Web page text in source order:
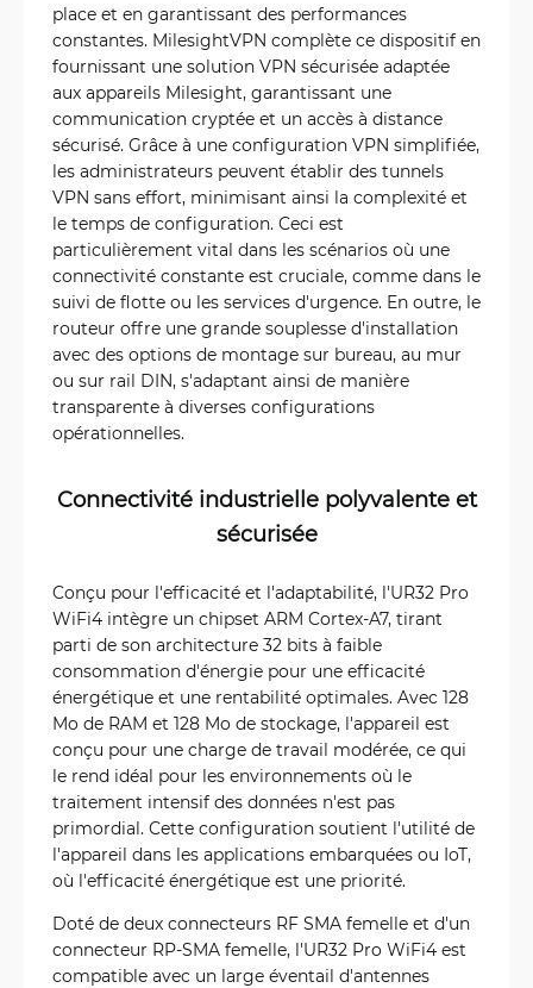
place et en garantissant des performances
constantes. MilesightVPN complète ce dispositif en
fournissant une solution VPN sécurisée adaptée
aux appareils Milesight, garantissant une
communication cryptée et un accès à distance
sécurisé. Grâce à une configuration VPN simplifiée,
les administrateurs peuvent établir des tunnels
VPN sans effort, minimisant ainsi la complexité et
le temps de configuration. Ceci est
particulièrement vital dans les scénarios où une
connectivité constante est cruciale, comme dans le
suivi de flotte ou les services d'urgence. En outre, le
routeur offre une grande souplesse d'installation
avec des options de montage sur bureau, au mur
ou sur rail DIN, s'adaptant ainsi de manière
transparente à diverses configurations
opérationnelles.
Connectivité industrielle polyvalente et
sécurisée
Conçu pour l'efficacité et l'adaptabilité, l'UR32 Pro
WiFi4 intègre un chipset ARM Cortex-A7, tirant
parti de son architecture 32 bits à faible
consommation d'énergie pour une efficacité
énergétique et une rentabilité optimales. Avec 128
Mo de RAM et 128 Mo de stockage, l'appareil est
conçu pour une charge de travail modérée, ce qui
le rend idéal pour les environnements où le
traitement intensif des données n'est pas
primordial. Cette configuration soutient l'utilité de
l'appareil dans les applications embarquées ou IoT,
où l'efficacité énergétique est une priorité.
Doté de deux connecteurs RF SMA femelle et d'un
connecteur RP-SMA femelle, l'UR32 Pro WiFi4 est
compatible avec un large éventail d'antennes